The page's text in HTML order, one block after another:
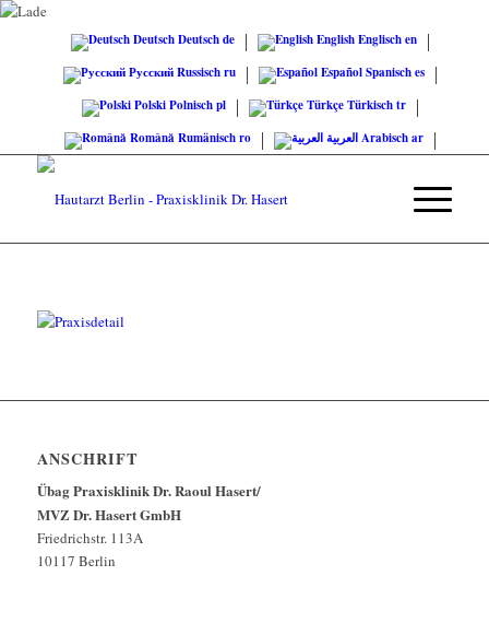
DeutschDeutschde EnglishEnglischen
РусскийRussischru EspañolSpanisches
PolskiPolnischpl TürkçeTürkischtr
RomânăRumänischro العربيةArabischar
ANSCHRIFT
Übag Praxisklinik Dr. Raoul Hasert/
MVZ Dr. Hasert GmbH
Friedrichstr. 113A
10117 Berlin